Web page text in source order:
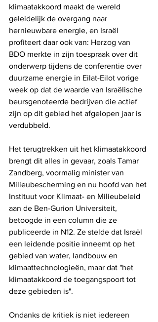
klimaatakkoord maakt de wereld
geleidelijk de overgang naar
hernieuwbare energie, en Israël
profiteert daar ook van: Herzog van
BDO merkte in zijn toespraak over dit
onderwerp tijdens de conferentie over
duurzame energie in Eilat-Eilot vorige
week op dat de waarde van Israëlische
beursgenoteerde bedrijven die actief
zijn op dit gebied het afgelopen jaar is
verdubbeld.
Het terugtrekken uit het klimaatakkoord
brengt dit alles in gevaar, zoals Tamar
Zandberg, voormalig minister van
Milieubescherming en nu hoofd van het
Instituut voor Klimaat- en Milieubeleid
aan de Ben-Gurion Universiteit,
betoogde in een column die ze
publiceerde in N12. Ze stelde dat Israël
een leidende positie inneemt op het
gebied van water, landbouw en
klimaattechnologieën, maar dat "het
klimaatakkoord de toegangspoort tot
deze gebieden is".
Ondanks de kritiek is niet iedereen